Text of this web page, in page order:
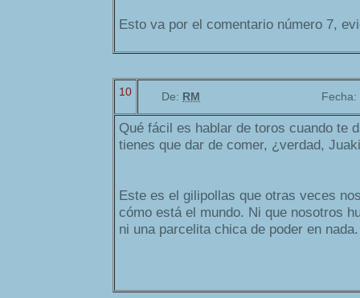
Esto va por el comentario número 7,
10 De: RM Fecha:
Qué fácil es hablar de toros cuando te
tienes que dar de comer, ¿verdad,
Este es el gilipollas que otras veces
cómo está el mundo. Ni que nosotros
ni una parcelita chica de poder en